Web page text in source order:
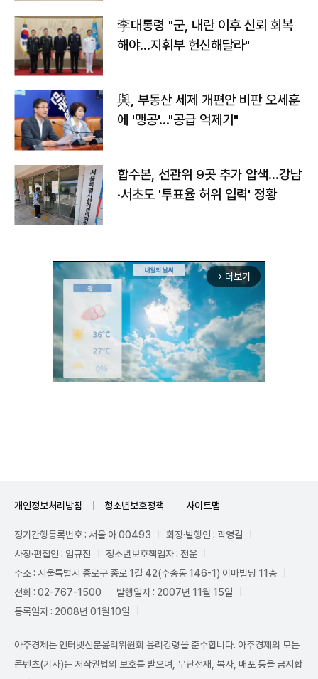
李대통령 "군, 내란 이후 신뢰 회복
해야…지휘부 헌신해달라"
與, 부동산 세제 개편안 비판 오세훈
에 '맹공'…"공급 억제기"
합수본, 선관위 9곳 추가 압색…강남
·서초도 '투표율 허위 입력' 정황
arrow_forward_ios 더보기
개인정보처리방침 청소년보호정책 사이트맵
정기간행등록번호 : 서울 아 00493
회장·발행인 : 곽영길
사장·편집인 : 임규진
청소년보호책임자 : 전운
주소 : 서울특별시 종로구 종로 1길 42(수송동 146-1) 이마빌딩 11층
전화 : 02-767-1500
발행일자 : 2007년 11월 15일
등록일자 : 2008년 01월10일
아주경제는 인터넷신문윤리위원회 윤리강령을 준수합니다. 아주경제의 모든
콘텐츠(기사)는 저작권법의 보호를 받으며, 무단전재, 복사, 배포 등을 금지합